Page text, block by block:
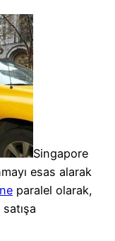
Singapore
esas alarak
paralel olarak,